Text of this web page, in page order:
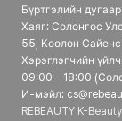
Бүртгэлийн
Хаяг: Солонгос
55, Коолон
Хэрэглэгчийн
09:00 - 18:00
И-мэйл:
REBEAUTY K-